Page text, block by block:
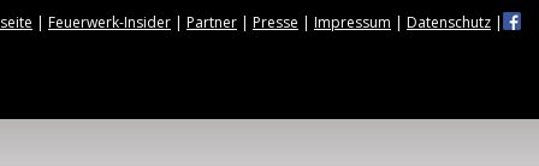
| Feuerwerk-Insider | Partner | Presse | Impressum | Datenschutz |